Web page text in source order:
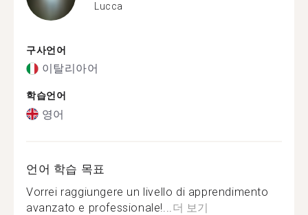
Lucca
구사언어
이탈리아어
학습언어
영어
언어 학습 목표
Vorrei raggiungere un livello di apprendimento
avanzato e professionale!... 더 보기